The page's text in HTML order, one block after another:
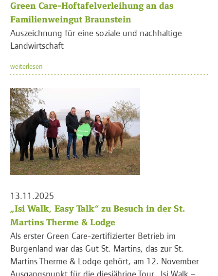
Green Care-Hoftafelverleihung an das
Familienweingut Braunstein
Auszeichnung für eine soziale und nachhaltige
Landwirtschaft
weiterlesen
13.11.2025
„Isi Walk, Easy Talk“ zu Besuch in der St.
Martins Therme & Lodge
Als erster Green Care-zertifizierter Betrieb im
Burgenland war das Gut St. Martins, das zur St.
Martins Therme & Lodge gehört, am 12. November
Ausgangspunkt für die diesjährige Tour „Isi Walk –